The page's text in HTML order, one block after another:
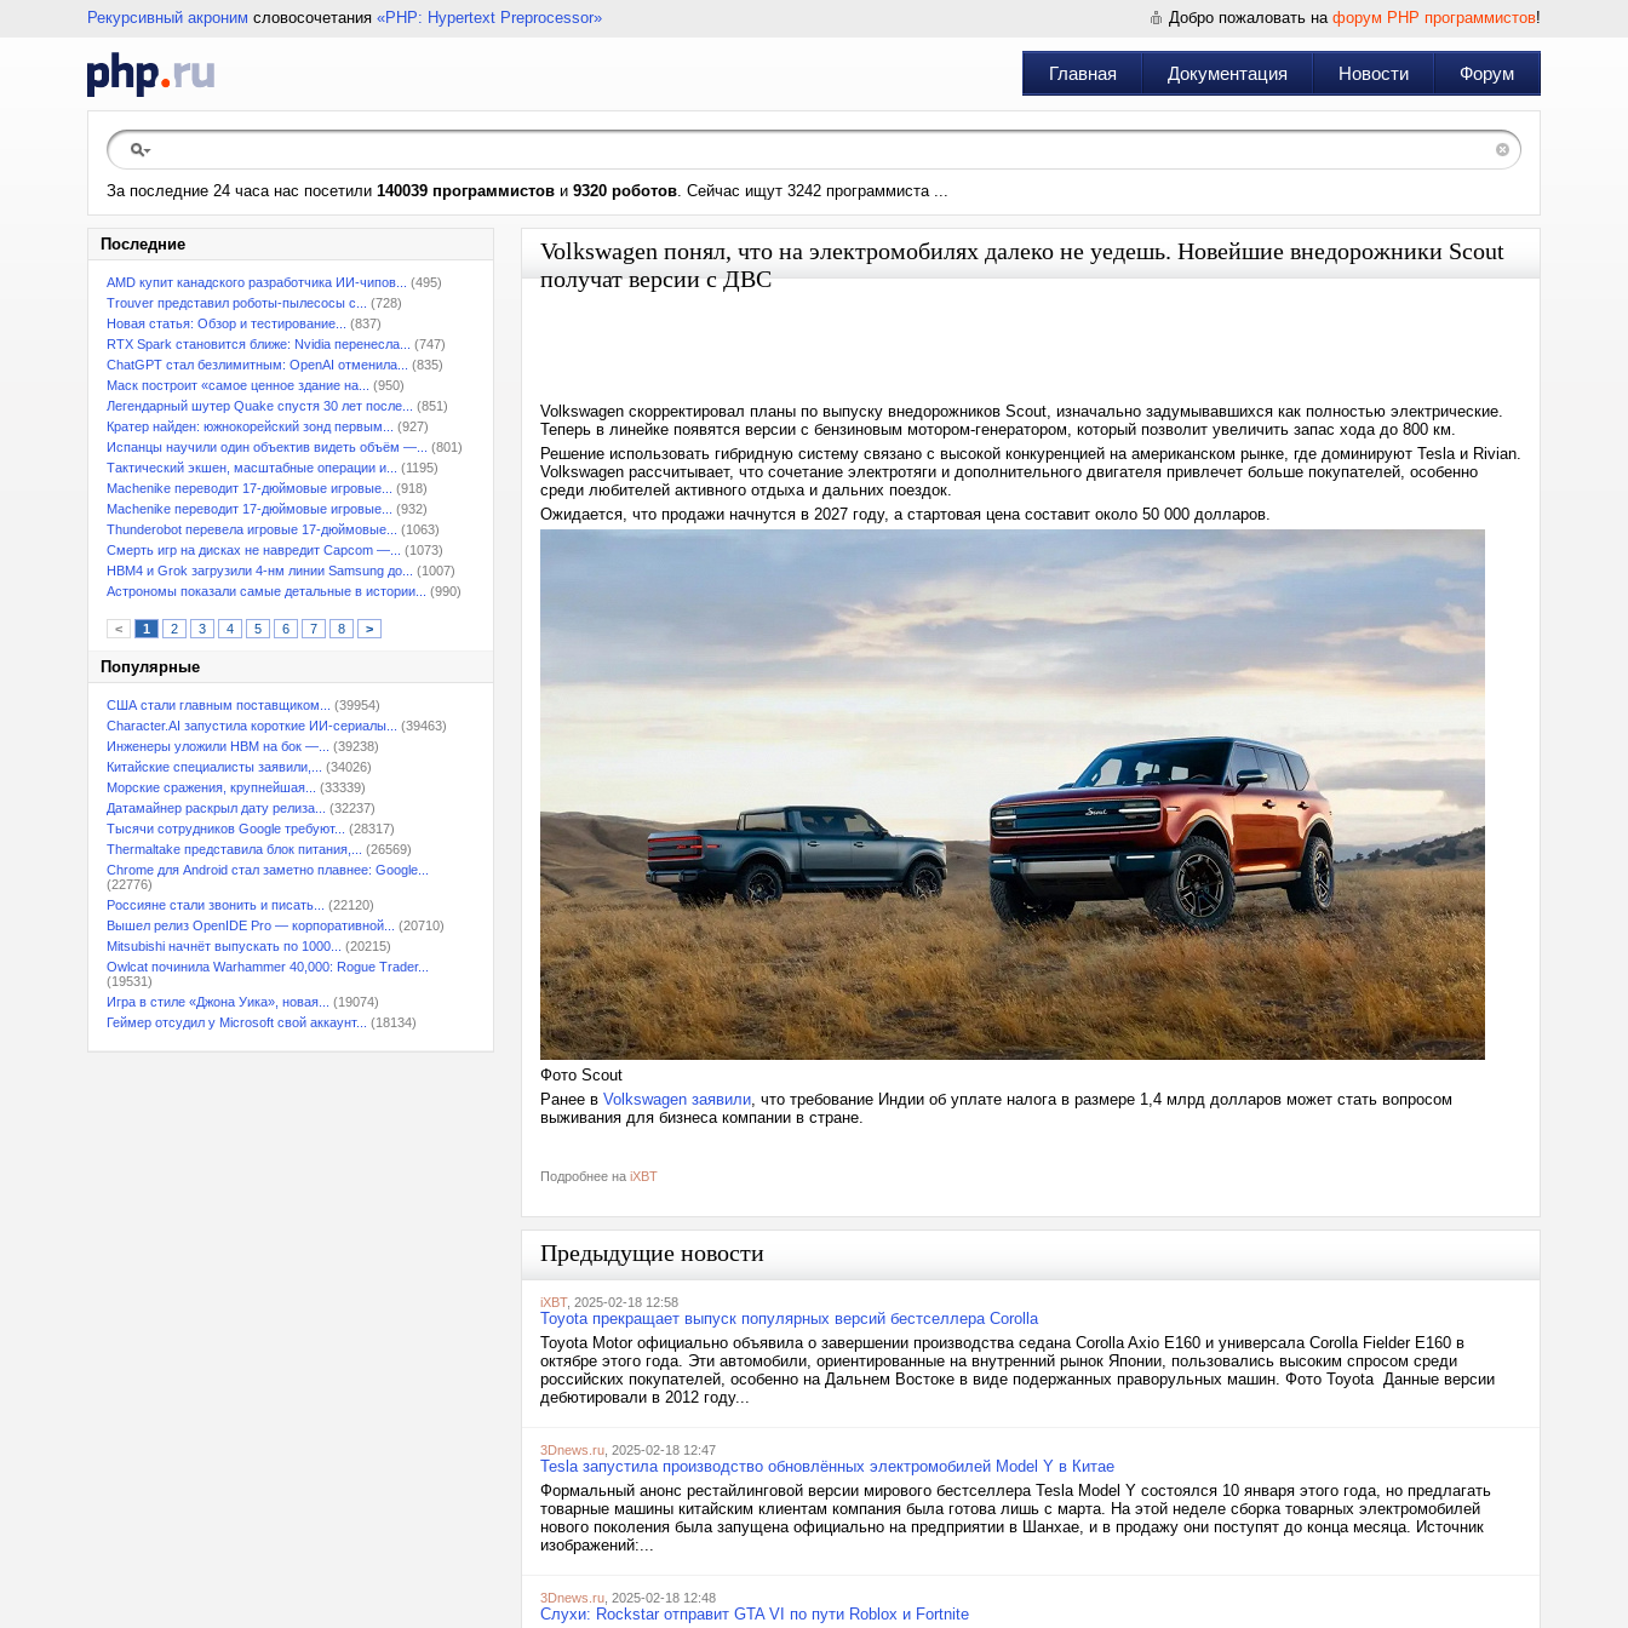
Рекурсивный акроним словосочетания «PHP: Hypertext Preprocessor» Добро пожаловать на форум PHP программистов!
Главная Документация Новости Форум
За последние 24 часа нас посетили 140039 программистов и 9320 роботов. Сейчас ищут 3242 программиста ...
Последние
AMD купит канадского разработчика ИИ-чипов...
(495)
Trouver представил роботы-пылесосы с...
(728)
Новая статья: Обзор и тестирование...
(837)
RTX Spark становится ближе: Nvidia перенесла...
(747)
ChatGPT стал безлимитным: OpenAI отменила...
(835)
Маск построит «самое ценное здание на...
(950)
Легендарный шутер Quake спустя 30 лет после...
(851)
Кратер найден: южнокорейский зонд первым...
(927)
Испанцы научили один объектив видеть объём —...
(801)
Тактический экшен, масштабные операции и...
(1195)
Machenike переводит 17-дюймовые игровые...
(918)
Machenike переводит 17-дюймовые игровые...
(932)
Thunderobot перевела игровые 17-дюймовые...
(1063)
Смерть игр на дисках не навредит Capcom —...
(1073)
HBM4 и Grok загрузили 4-нм линии Samsung до...
(1007)
Астрономы показали самые детальные в истории...
(990)
< 1 2 3 4 5 6 7 8 >
Популярные
США стали главным поставщиком...
(39954)
Character.AI запустила короткие ИИ-сериалы...
(39463)
Инженеры уложили HBM на бок —...
(39238)
Китайские специалисты заявили,...
(34026)
Морские сражения, крупнейшая...
(33339)
Датамайнер раскрыл дату релиза...
(32237)
Тысячи сотрудников Google требуют...
(28317)
Thermaltake представила блок питания,...
(26569)
Chrome для Android стал заметно плавнее: Google...
(22776)
Россияне стали звонить и писать...
(22120)
Вышел релиз OpenIDE Pro — корпоративной...
(20710)
Mitsubishi начнёт выпускать по 1000...
(20215)
Owlcat починила Warhammer 40,000: Rogue Trader...
(19531)
Игра в стиле «Джона Уика», новая...
(19074)
Геймер отсудил у Microsoft свой аккаунт...
(18134)
Volkswagen понял, что на электромобилях далеко не уедешь. Новейшие внедорожники Scout
получат версии с ДВС
Volkswagen скорректировал планы по выпуску внедорожников Scout, изначально задумывавшихся как полностью электрические.
Теперь в линейке появятся версии с бензиновым мотором-генератором, который позволит увеличить запас хода до 800 км.
Решение использовать гибридную систему связано с высокой конкуренцией на американском рынке, где доминируют Tesla и Rivian.
Volkswagen рассчитывает, что сочетание электротяги и дополнительного двигателя привлечет больше покупателей, особенно
среди любителей активного отдыха и дальних поездок.
Ожидается, что продажи начнутся в 2027 году, а стартовая цена составит около 50 000 долларов.
Фото Scout
Ранее в Volkswagen заявили, что требование Индии об уплате налога в размере 1,4 млрд долларов может стать вопросом
выживания для бизнеса компании в стране.
Подробнее на iXBT
Предыдущие новости
iXBT, 2025-02-18 12:58
Toyota прекращает выпуск популярных версий бестселлера Corolla
Toyota Motor официально объявила о завершении производства седана Corolla Axio E160 и универсала Corolla Fielder E160 в
октябре этого года. Эти автомобили, ориентированные на внутренний рынок Японии, пользовались высоким спросом среди
российских покупателей, особенно на Дальнем Востоке в виде подержанных праворульных машин. Фото Toyota Данные версии
дебютировали в 2012 году...
3Dnews.ru , 2025-02-18 12:47
Tesla запустила производство обновлённых электромобилей Model Y в Китае
Формальный анонс рестайлинговой версии мирового бестселлера Tesla Model Y состоялся 10 января этого года, но предлагать
товарные машины китайским клиентам компания была готова лишь с марта. На этой неделе сборка товарных электромобилей
нового поколения была запущена официально на предприятии в Шанхае, и в продажу они поступят до конца месяца. Источник
изображений:...
3Dnews.ru , 2025-02-18 12:48
Слухи: Rockstar отправит GTA VI по пути Roblox и Fortnite